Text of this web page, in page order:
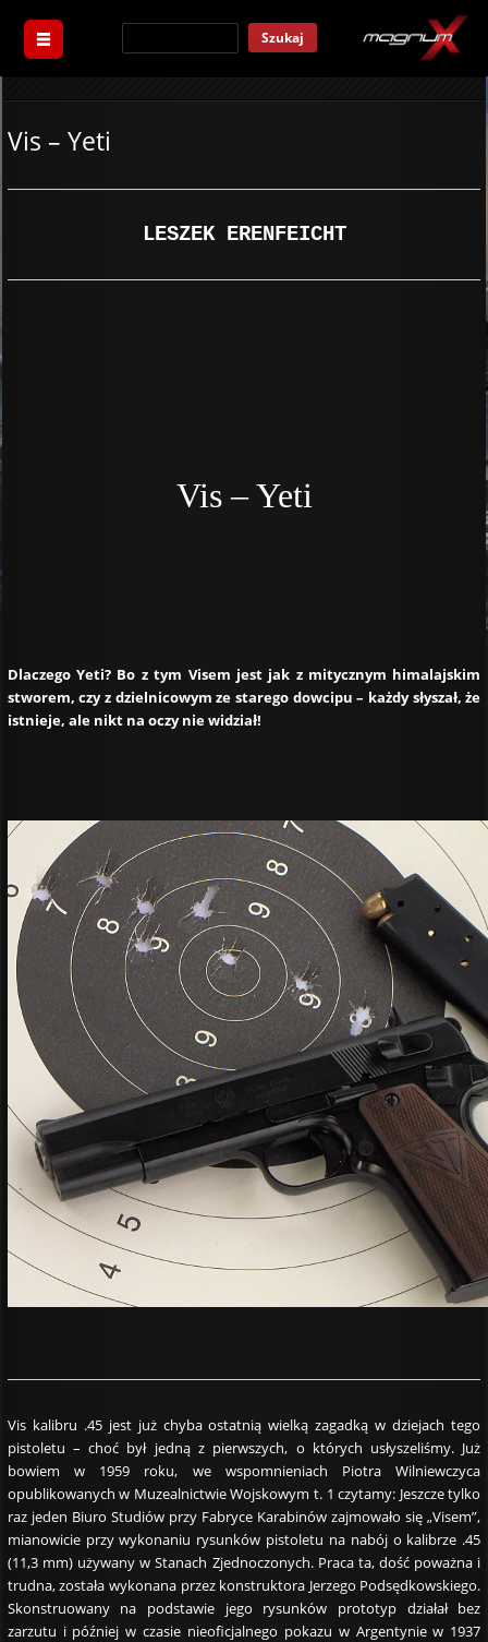
Szukaj
Vis – Yeti
LESZEK ERENFEICHT
Vis – Yeti
Dlaczego Yeti? Bo z tym Visem jest jak z mitycznym himalajskim
stworem, czy z dzielnicowym ze starego dowcipu – każdy słyszał, że
istnieje, ale nikt na oczy nie widział!
Vis kalibru .45 jest już chyba ostatnią wielką zagadką w dziejach tego
pistoletu – choć był jedną z pierwszych, o których usłyszeliśmy. Już
bowiem w 1959 roku, we wspomnieniach Piotra Wilniewczyca
opublikowanych w Muzealnictwie Wojskowym t. 1 czytamy: Jeszcze tylko
raz jeden Biuro Studiów przy Fabryce Karabinów zajmowało się „Visem”,
mianowicie przy wykonaniu rysunków pistoletu na nabój o kalibrze .45
(11,3 mm) używany w Stanach Zjednoczonych. Praca ta, dość poważna i
trudna, została wykonana przez konstruktora Jerzego Podsędkowskiego.
Skonstruowany na podstawie jego rysunków prototyp działał bez
zarzutu i później w czasie nieoficjalnego pokazu w Argentynie w 1937